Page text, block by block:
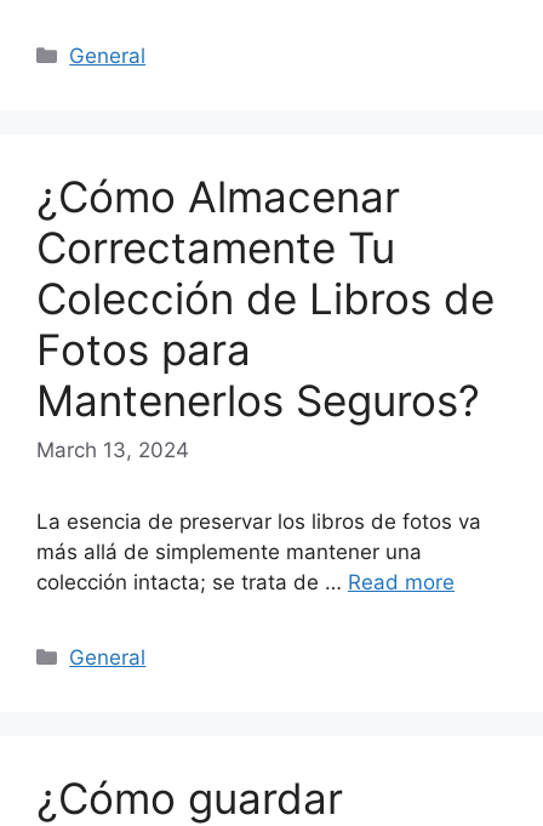
Categories
General
¿Cómo Almacenar
Correctamente Tu
Colección de Libros de
Fotos para
Mantenerlos Seguros?
March 13, 2024
La esencia de preservar los libros de fotos va
más allá de simplemente mantener una
colección intacta; se trata de … Read more
Categories
General
¿Cómo guardar